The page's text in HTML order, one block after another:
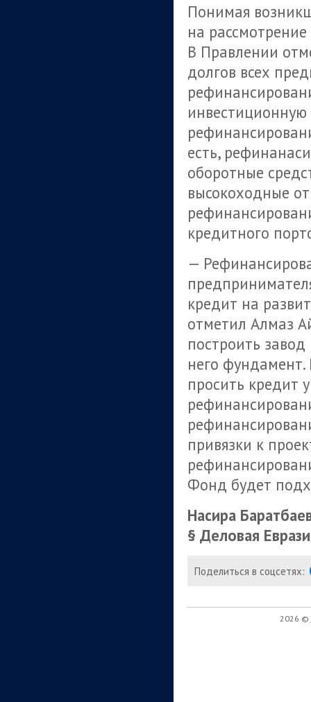
Понимая
на
В Правлении
долгов всех
есть,
оборотные
высокоходные
кредитного
—
кредит на
отметил Алмаз
построить
него
просить кредит
привязки к
Фонд будет
Насира
§ Деловая
Поделиться в соцсетях:
2026 ©